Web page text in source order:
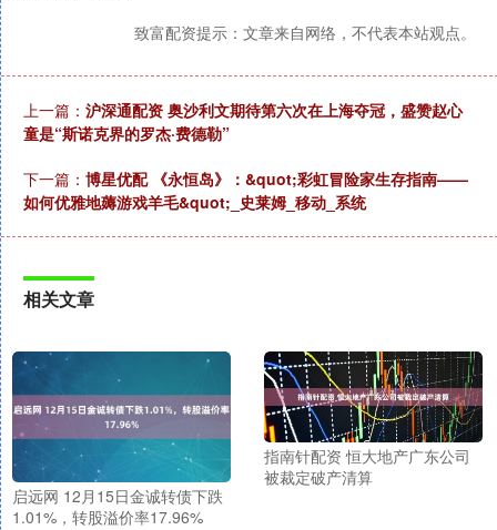
致富配资提示：文章来自网络，不代表本站观点。
上一篇： 沪深通配资 奥沙利文期待第六次在上海夺冠，盛赞赵心
童是“斯诺克界的罗杰·费德勒”
下一篇： 博星优配 《永恒岛》：&quot;彩虹冒险家生存指南——
如何优雅地薅游戏羊毛&quot;_史莱姆_移动_系统
相关文章
启远网 12月15日金诚转债下跌
1.01%，转股溢价率17.96%
指南针配资 恒大地产广东公司
被裁定破产清算